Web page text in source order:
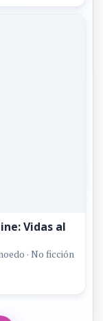
Vidas al
· No ficción